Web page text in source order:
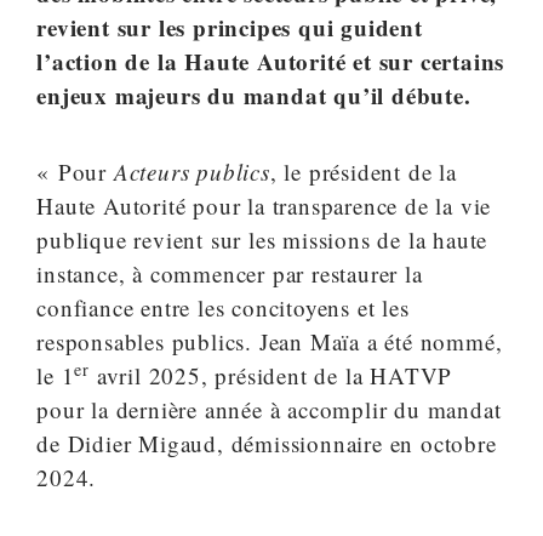
revient sur les principes qui guident
l’action de la Haute Autorité et sur certains
enjeux majeurs du mandat qu’il débute.
« PourActeurs publics, le président de la
Haute Autorité pour la transparence de la vie
publique revient sur les missions de la haute
instance, à commencer par restaurer la
confiance entre les concitoyens et les
responsables publics. Jean Maïa a été nommé,
le 1er avril 2025, président de la HATVP
pour la dernière année à accomplir du mandat
de Didier Migaud, démissionnaire en octobre
2024.